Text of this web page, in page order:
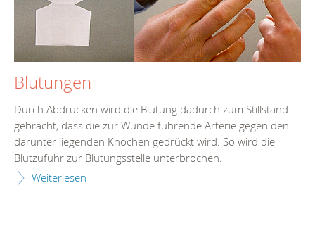
Blutungen
Durch Abdrücken wird die Blutung dadurch zum Stillstand
gebracht, dass die zur Wunde führende Arterie gegen den
darunter liegenden Knochen gedrückt wird. So wird die
Blutzufuhr zur Blutungsstelle unterbrochen.
Weiterlesen